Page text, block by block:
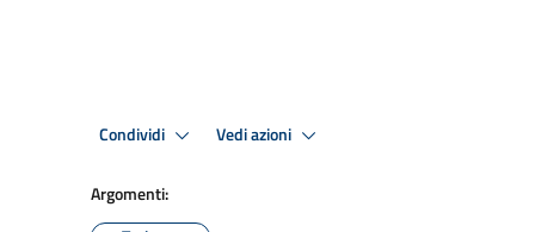
Condividi Vedi azioni
Argomenti: